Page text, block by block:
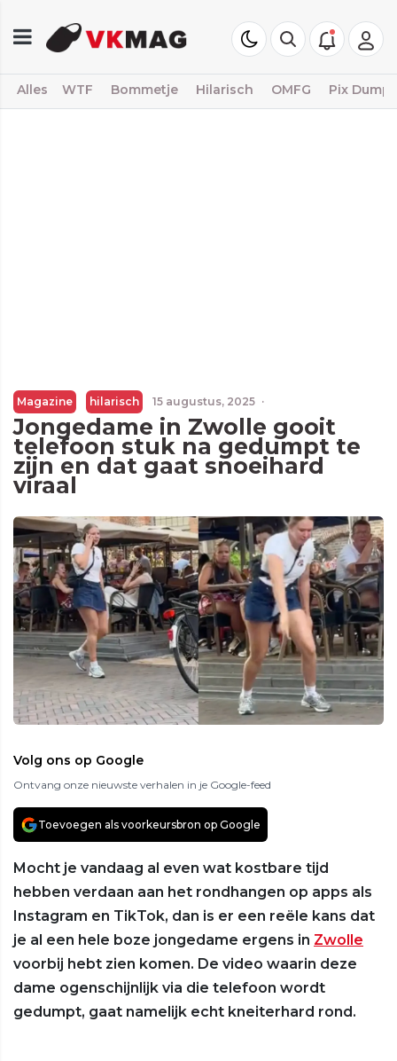
Alles WTF Bommetje Hilarisch OMFG Pix Dump
Magazine hilarisch 15 augustus, 2025 ·
Jongedame in Zwolle gooit
telefoon stuk na gedumpt te
zijn en dat gaat snoeihard
viraal
Volg ons op Google
Ontvang onze nieuwste verhalen in je Google-feed
Toevoegen als voorkeursbron op Google
Mocht je vandaag al even wat kostbare tijd
hebben verdaan aan het rondhangen op apps als
Instagram en TikTok, dan is er een reële kans dat
je al een hele boze jongedame ergens in Zwolle
voorbij hebt zien komen. De video waarin deze
dame ogenschijnlijk via die telefoon wordt
gedumpt, gaat namelijk echt kneiterhard rond.